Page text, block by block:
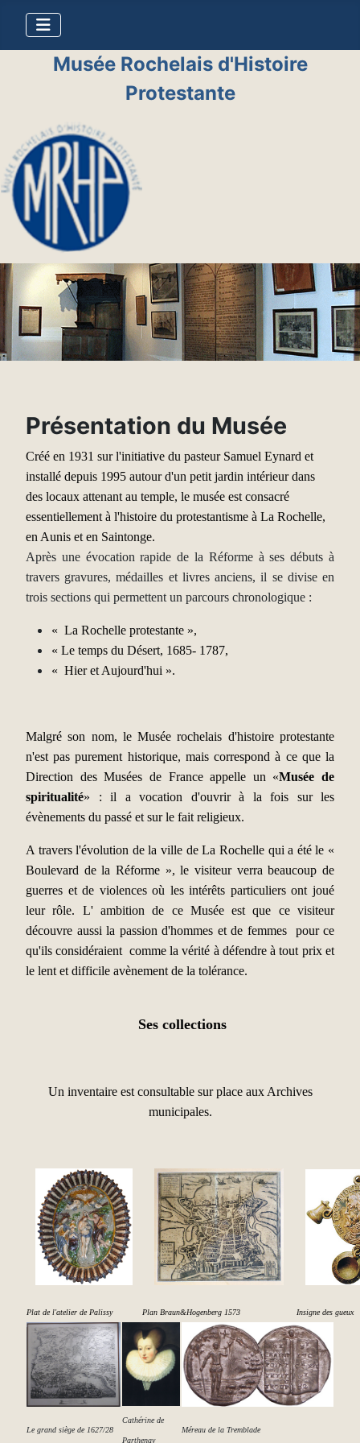
Musée Rochelais d'Histoire
Protestante
Présentation du Musée
Créé en 1931 sur l'initiative du pasteur Samuel Eynard et
installé depuis 1995 autour d'un petit jardin intérieur dans
des locaux attenant au temple, le musée est consacré
essentiellement à l'histoire du protestantisme à La Rochelle,
en Aunis et en Saintonge.
Après une évocation rapide de la Réforme à ses débuts à
travers gravures, médailles et livres anciens, il se divise en
trois sections qui permettent un parcours chronologique :
« La Rochelle protestante »,
« Le temps du Désert, 1685- 1787,
« Hier et Aujourd'hui ».
Malgré son nom, le Musée rochelais d'histoire protestante
n'est pas purement historique, mais correspond à ce que la
Direction des Musées de France appelle un «Musée de
spiritualité» : il a vocation d'ouvrir à la fois sur les
évènements du passé et sur le fait religieux.
A travers l'évolution de la ville de La Rochelle qui a été le «
Boulevard de la Réforme », le visiteur verra beaucoup de
guerres et de violences où les intérêts particuliers ont joué
leur rôle. L' ambition de ce Musée est que ce visiteur
découvre aussi la passion d'hommes et de femmes pour ce
qu'ils considéraient comme la vérité à défendre à tout prix et
le lent et difficile avènement de la tolérance.
Ses collections
Un inventaire est consultable sur place aux Archives
municipales.
Plat de l'atelier de Palissy Plan Braun&Hogenberg 1573 Insigne des gueux
Le grand siège de 1627/28
Cathérine de
Parthenay
Méreau de la Tremblade